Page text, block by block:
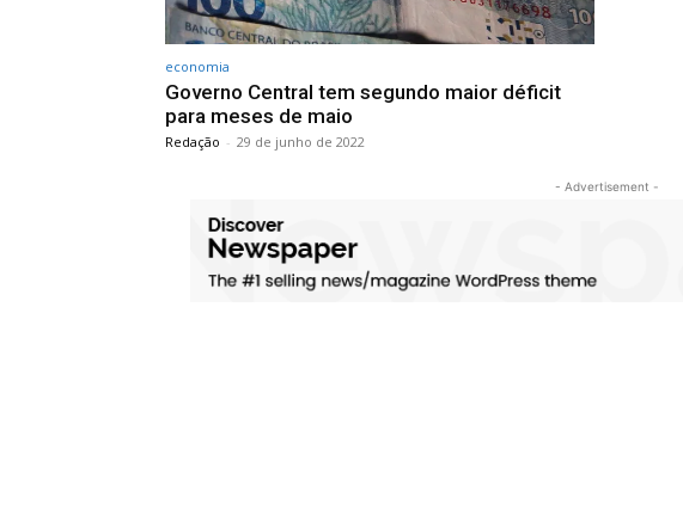
economia
Governo Central tem segundo maior déficit
para meses de maio
Redação - 29 de junho de 2022
- Advertisement -